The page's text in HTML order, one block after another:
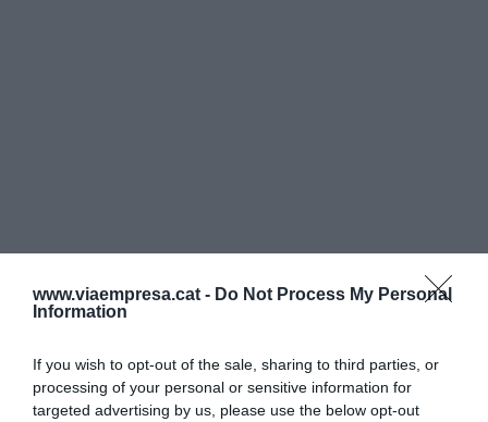
www.viaempresa.cat - Do Not Process My Personal
Information
If you wish to opt-out of the sale, sharing to third parties, or
processing of your personal or sensitive information for
targeted advertising by us, please use the below opt-out
Afegir VIA Empresa com a font preferida de
Google de forma gratuïta